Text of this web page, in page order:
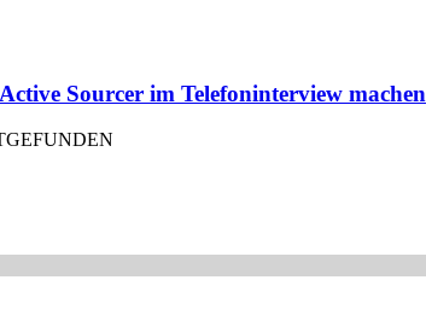
Sourcer im Telefoninterview machen